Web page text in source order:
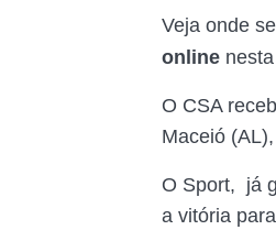
Veja onde
online
O CSA
Maceió
O Sport, já
a vitória